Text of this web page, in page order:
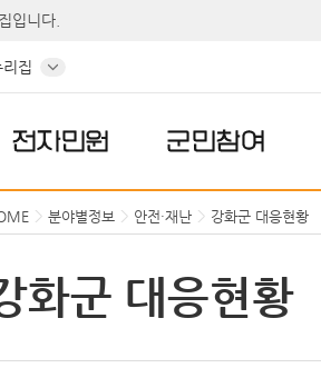
입니다.
집
전자민원 군민참여
분야별정보 안전·재난 강화군 대응현황
화군 대응현황